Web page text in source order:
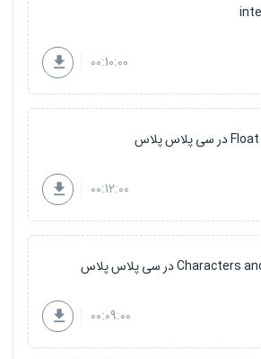
00:10:00
00:12:00
00:09:00